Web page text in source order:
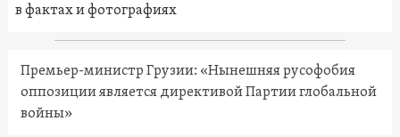
в фактах и фотографиях
Премьер-министр Грузии: «Нынешняя русофобия
оппозиции является директивой Партии глобальной
войны»